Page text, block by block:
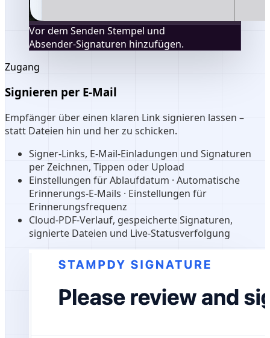
Vor dem Senden Stempel und
Absender‑Signaturen hinzufügen.
Zugang
Signieren per E‑Mail
Empfänger über einen klaren Link signieren lassen –
statt Dateien hin und her zu schicken.
Signer-Links, E-Mail-Einladungen und Signaturen
per Zeichnen, Tippen oder Upload
Einstellungen für Ablaufdatum · Automatische
Erinnerungs-E-Mails · Einstellungen für
Erinnerungsfrequenz
Cloud-PDF-Verlauf, gespeicherte Signaturen,
signierte Dateien und Live-Statusverfolgung